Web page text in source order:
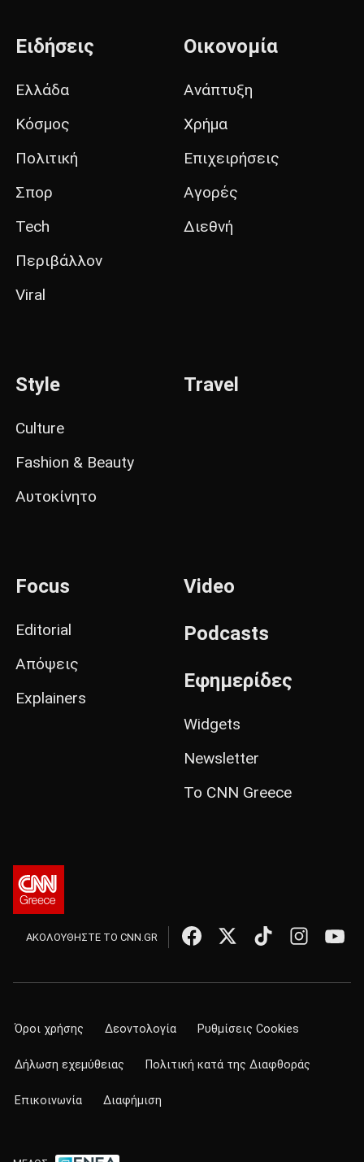
Ειδήσεις
Ελλάδα
Κόσμος
Πολιτική
Σπορ
Tech
Περιβάλλον
Viral
Οικονομία
Ανάπτυξη
Χρήμα
Επιχειρήσεις
Αγορές
Διεθνή
Style
Culture
Fashion & Beauty
Αυτοκίνητο
Travel
Focus
Editorial
Απόψεις
Explainers
Video
Podcasts
Εφημερίδες
Widgets
Newsletter
Το CNN Greece
ΑΚΟΛΟΥΘΗΣΤΕ ΤΟ CNN.GR
Όροι χρήσης Δεοντολογία Ρυθμίσεις Cookies
Δήλωση εχεμύθειας Πολιτική κατά της Διαφθοράς
Επικοινωνία Διαφήμιση